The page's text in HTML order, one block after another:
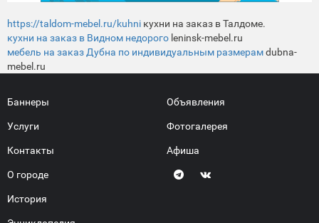
https://taldom-mebel.ru/kuhni кухни на заказ в Талдоме.
кухни на заказ в Видном недорого leninsk-mebel.ru
мебель на заказ Дубна по индивидуальным размерамdubna-
mebel.ru
Баннеры
Услуги
Контакты
О городе
История
Объявления
Фотогалерея
Афиша